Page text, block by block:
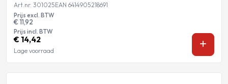
Art.nr. 301025EAN 6414905218691
Prijs excl. BTW
€ 11,92
Prijs incl. BTW
€ 14,42
Lage voorraad